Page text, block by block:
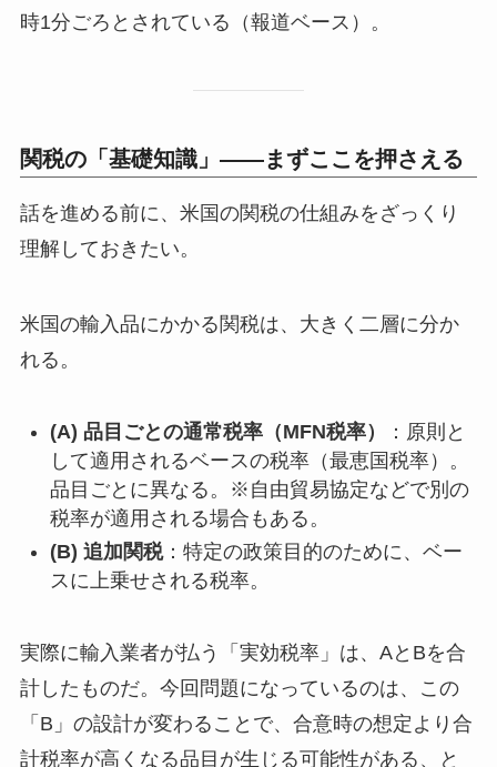
時1分ごろとされている（報道ベース）。
関税の「基礎知識」——まずここを押さえる
話を進める前に、米国の関税の仕組みをざっくり
理解しておきたい。
米国の輸入品にかかる関税は、大きく二層に分か
れる。
(A) 品目ごとの通常税率（MFN税率）
：原則と
して適用されるベースの税率（最恵国税率）。
品目ごとに異なる。※自由貿易協定などで別の
税率が適用される場合もある。
(B) 追加関税：特定の政策目的のために、ベー
スに上乗せされる税率。
実際に輸入業者が払う「実効税率」は、AとBを合
計したものだ。今回問題になっているのは、この
「B」の設計が変わることで、合意時の想定より合
計税率が高くなる品目が生じる可能性がある、と